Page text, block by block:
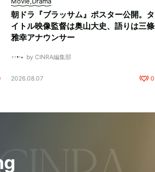
朝ドラ『ブラッサム』ポスター公開。タ
イトル映像監督は奥山大史、語りは三條
雅幸アナウンサー
by CINRA編集部
2026.08.07 0